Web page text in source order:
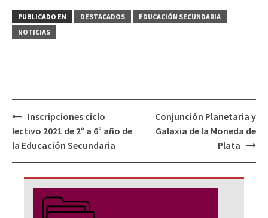
PUBLICADO EN DESTACADOS
EDUCACIÓN SECUNDARIA
NOTICIAS
Navegación
de
entradas
Inscripciones ciclo
lectivo 2021 de 2° a 6° año de
la Educación Secundaria
Conjunción Planetaria y
Galaxia de la Moneda de
Plata